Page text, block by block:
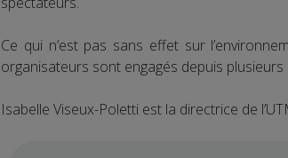
Ce qui n’est pas sans effet sur
organisateurs sont engagés depuis plusieurs
Isabelle Viseux-Poletti est la directrice de